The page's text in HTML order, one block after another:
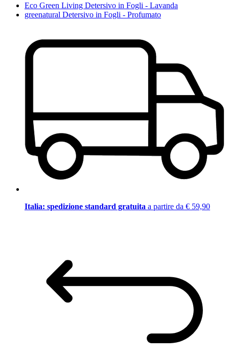
Eco Green Living Detersivo in Fogli - Lavanda
greenatural Detersivo in Fogli - Profumato
Italia: spedizione standard gratuita a partire da € 59,90